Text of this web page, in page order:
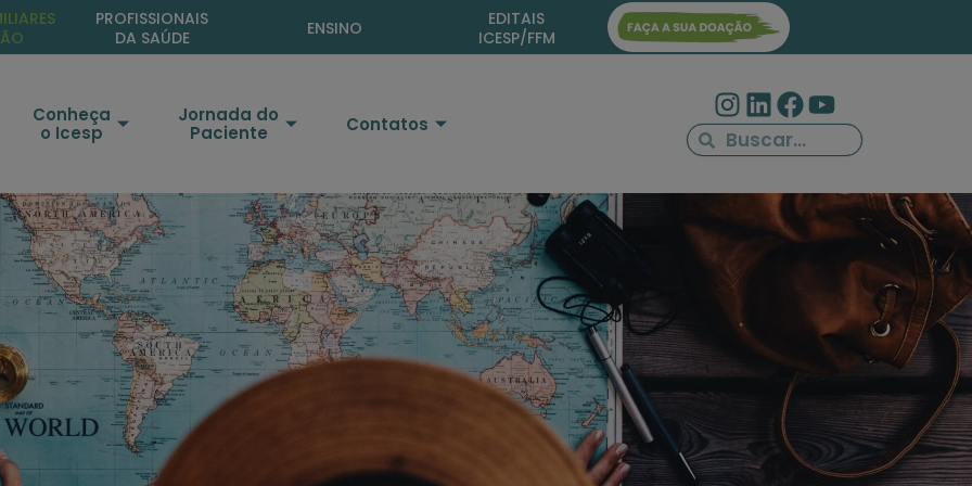
PROFISSIONAIS
DA SAÚDE
ENSINO
EDITAIS
ICESP/FFM
Conheça
o Icesp
Jornada do
Paciente
Contatos